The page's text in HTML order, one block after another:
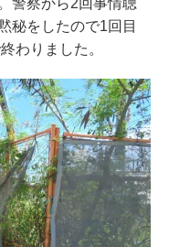
警察から2回事情聴
秘をしたので1回目
わりました。